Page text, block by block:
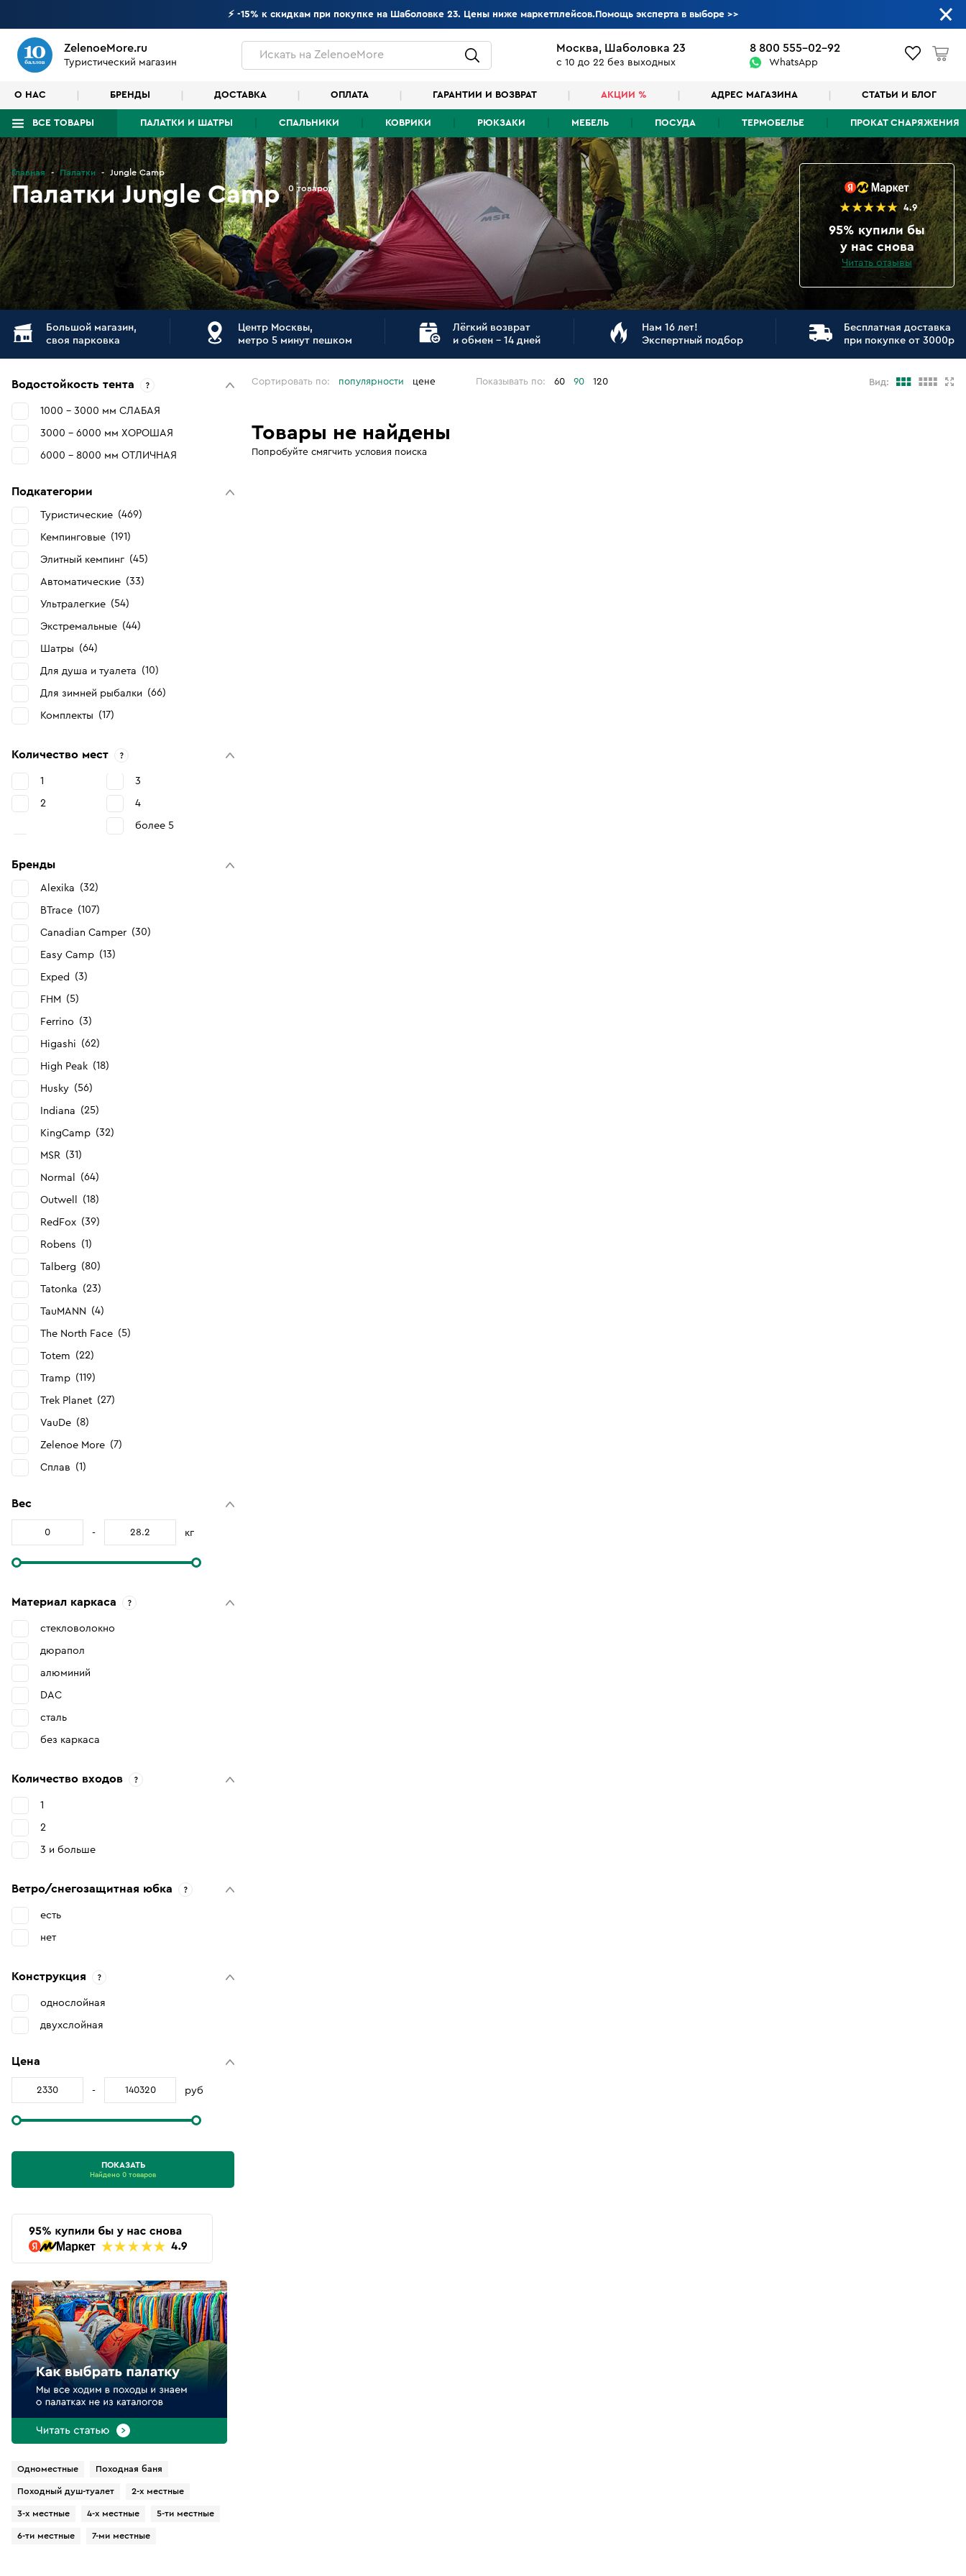
⚡ -15% к скидкам при покупке на Шаболовке 23. Цены ниже маркетплейсов.Помощь эксперта в выборе>>
ZelenoeMore.ru
Туристический магазин
Искатьна ZelenoeMore
Москва, Шаболовка 23
с 10 до 22 без выходных
8 800 555-02-92
WhatsApp
О НАС БРЕНДЫ ДОСТАВКА ОПЛАТА ГАРАНТИИ И ВОЗВРАТ АКЦИИ % АДРЕС МАГАЗИНА СТАТЬИ И БЛОГ
ВСЕ ТОВАРЫ ПАЛАТКИ И ШАТРЫ СПАЛЬНИКИ КОВРИКИ РЮКЗАКИ МЕБЕЛЬ ПОСУДА ТЕРМОБЕЛЬЕ ПРОКАТ СНАРЯЖЕНИЯ
Что будем искать?
Главная
Палатки Jungle Camp
Палатки Jungle Camp 0 товаров
4.9
95% купили бы
у нас снова
Читать отзывы
Большой магазин,
своя парковка
Центр Москвы,
метро 5 минут пешком
Лёгкий возврат
и обмен - 14 дней
Нам 16 лет!
Экспертный подбор
Бесплатная доставка
при покупке от 3000р
Водостойкость тента
1000 - 3000 мм СЛАБАЯ
3000 - 6000 мм ХОРОШАЯ
6000 - 8000 мм ОТЛИЧНАЯ
Подкатегории
Туристические 469
Кемпинговые 191
Элитный кемпинг 45
Автоматические 33
Ультралегкие 54
Экстремальные 44
Шатры 64
Для душа и туалета 10
Для зимней рыбалки 66
Комплекты 17
Количество мест
1
2
3
4
более 5
Бренды
Alexika 32
BTrace 107
Canadian Camper 30
Easy Camp 13
Exped 3
FHM 5
Ferrino 3
Higashi 62
High Peak 18
Husky 56
Indiana 25
KingCamp 32
MSR 31
Normal 64
Outwell 18
RedFox 39
Robens 1
Talberg 80
Tatonka 23
TauMANN 4
The North Face 5
Totem 22
Tramp 119
Trek Planet 27
VauDe 8
Zelenoe More 7
Сплав 1
Вес
- кг
Материал каркаса
стекловолокно
дюрапол
алюминий
DAC
сталь
без каркаса
Количество входов
1
2
3 и больше
Ветро/снегозащитная юбка
есть
нет
Конструкция
однослойная
двухслойная
Цена
- руб
ПОКАЗАТЬ
Найдено 0 товаров
Одноместные Походная баня
Походный душ-туалет 2-х местные
3-х местные 4-х местные 5-ти местные
6-ти местные 7-ми местные
Сортировать по: популярности цене Показывать по: 60 90 120 Вид:
Товары не найдены
Попробуйте смягчить условия поиска